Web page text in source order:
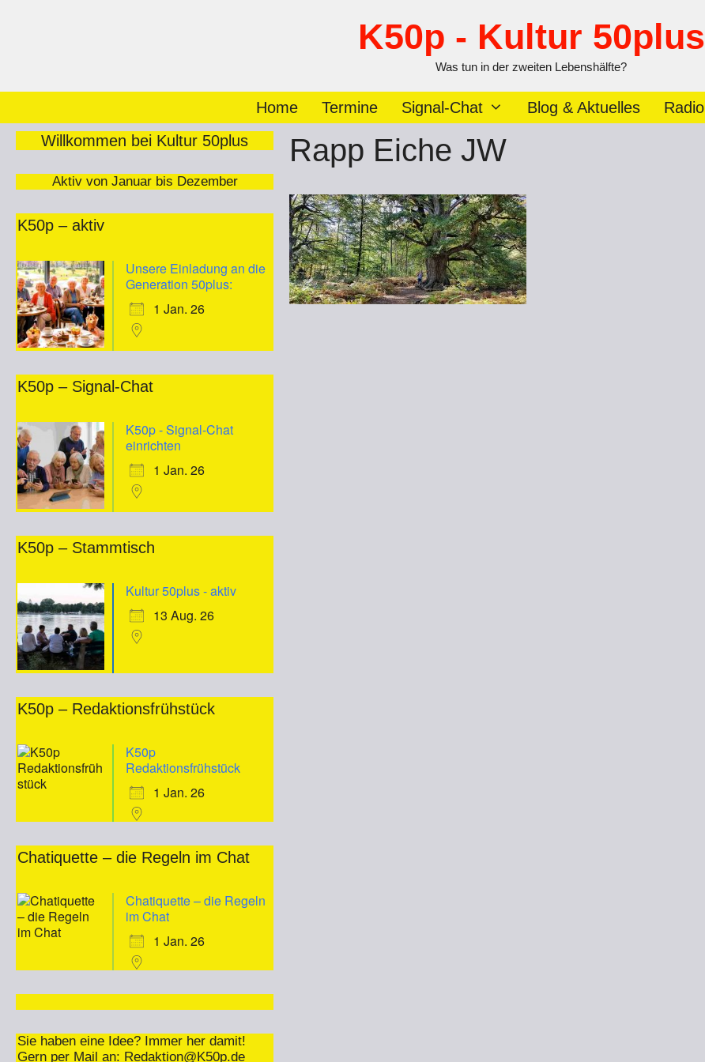
K50p - Kultur 50plus
Was tun in der zweiten Lebenshälfte?
Home Termine Signal-Chat Blog & Aktuelles Radio
Rapp Eiche JW
Willkommen bei Kultur 50plus
Aktiv von Januar bis Dezember
K50p – aktiv
Unsere Einladung an die
Generation 50plus:
1 Jan. 26
K50p – Signal-Chat
K50p - Signal-Chat
einrichten
1 Jan. 26
K50p – Stammtisch
Kultur 50plus - aktiv
13 Aug. 26
K50p – Redaktionsfrühstück
K50p
Redaktionsfrühstück
1 Jan. 26
Chatiquette – die Regeln im Chat
Chatiquette – die Regeln
im Chat
1 Jan. 26
Sie haben eine Idee? Immer her damit!
Gern per Mail an: Redaktion@K50p.de